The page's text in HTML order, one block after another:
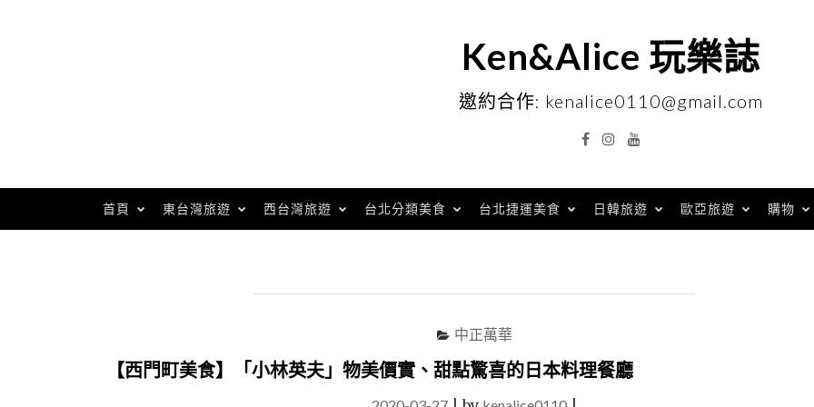
Ken&Alice 玩樂誌
邀約合作: kenalice0110@gmail.com
FacebookInstagramYouTube
首頁 東台灣旅遊 西台灣旅遊 台北分類美食 台北捷運美食 日韓旅遊 歐亞旅遊 購物
中正萬華
【西門町美食】「小林英夫」物美價實、甜點驚喜的日本料理餐廳